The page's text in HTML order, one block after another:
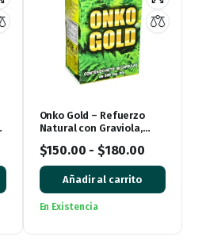
Onko Gold – Refuerzo
Natural con Graviola,
Cápsulas)
$150.00 - $180.00
Añadir al carrito
En Existencia